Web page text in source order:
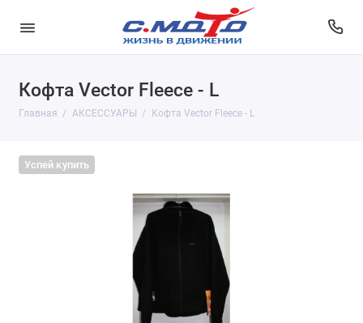
Кофта Vector Fleece - L
Главная АКСЕССУАРЫ Кофта Vector Fleece - L
Успей купить